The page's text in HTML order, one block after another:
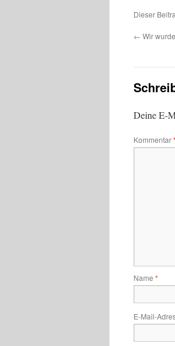
Dieser
← Wir
Deine E-
Kommentar
Name *
E-Mail-